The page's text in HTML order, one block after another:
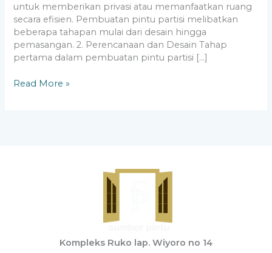
untuk memberikan privasi atau memanfaatkan ruang
secara efisien. Pembuatan pintu partisi melibatkan
beberapa tahapan mulai dari desain hingga
pemasangan. 2. Perencanaan dan Desain Tahap
pertama dalam pembuatan pintu partisi […]
Read More »
Kompleks Ruko lap. Wiyoro no 14